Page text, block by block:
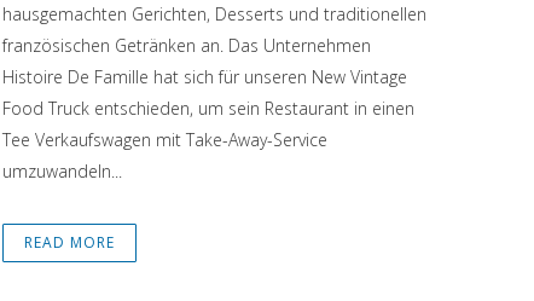
hausgemachten Gerichten, Desserts und traditionellen
französischen Getränken an. Das Unternehmen
Histoire De Famille hat sich für unseren New Vintage
Food Truck entschieden, um sein Restaurant in einen
Tee Verkaufswagen mit Take-Away-Service
umzuwandeln...
READ MORE